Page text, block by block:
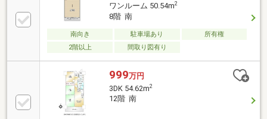
ワンルーム 50.54m2
8階 南
南向き 駐車場あり
所有権
2階以上
間取り図有り
999万円
3DK 54.62m2
12階 南